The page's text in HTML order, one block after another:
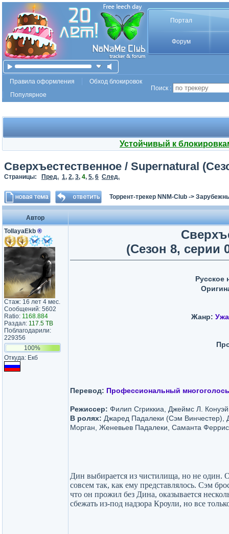
Портал
Форум
Правила оформления
Обход блокировок
Популярное
Поиск :
Устойчивый к
Сверхъестественное / Supernatural
Страницы: Пред. 1, 2, 3, 4, 5, 6 След.
Торрент-трекер NNM-Club ->
Автор
TollayaEkb ®
Стаж: 16 лет 4 мес.
Сообщений: 5602
Ratio: 1168.884
Раздал: 117.5 TB
Поблагодарили:
229356
100%
Откуда: Екб
(Сезон 8, серии
Русское
Жанр:
Перевод: Профессиональный
Режиссер: Филип Сгриккиа, Джеймс Л.
В ролях: Джаред Падалеки (Сэм
Морган, Женевьев Падалеки, Саманта
Дин выбирается из чистилища, но не один.
совсем так, как ему представлялось. Сэм
что он прожил без Дина, оказывается
сбежать из-под надзора Кроули, но все